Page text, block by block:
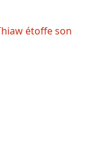
étoffe son